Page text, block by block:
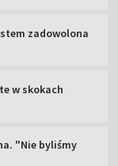
zadowolona
w skokach
"Nie byliśmy